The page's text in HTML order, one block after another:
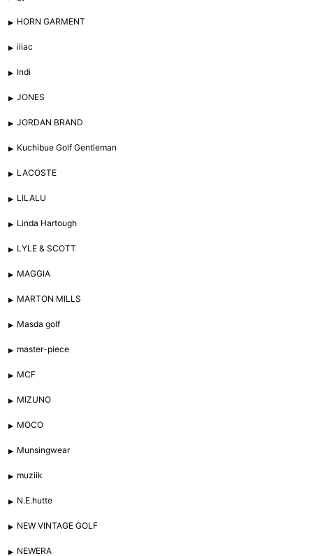
HORN GARMENT
iliac
Indi
JONES
JORDAN BRAND
Kuchibue Golf Gentleman
LACOSTE
LILALU
Linda Hartough
LYLE & SCOTT
MAGGIA
MARTON MILLS
Masda golf
master-piece
MCF
MIZUNO
MOCO
Munsingwear
muziik
N.E.hutte
NEW VINTAGE GOLF
NEWERA